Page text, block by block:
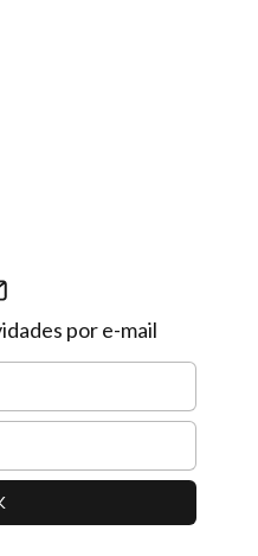
por e-mail